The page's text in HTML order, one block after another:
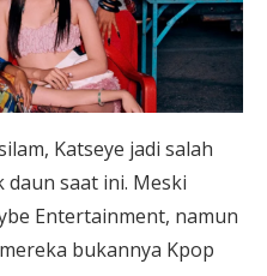
Katseye jadi salah
saat ini. Meski
Entertainment, namun
bukannya Kpop